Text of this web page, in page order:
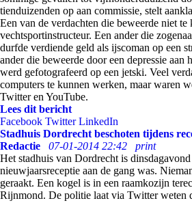
tienduizenden op aan commissie, stelt
Een van de verdachten die beweerde niet
vechtsportinstructeur. Een ander die
durfde verdiende geld als ijscoman op een
ander die beweerde door een depressie aan
werd gefotografeerd op een jetski. Veel
computers te kunnen werken, maar waren
Twitter en YouTube.
Lees dit bericht
Facebook Twitter LinkedIn
Stadhuis Dordrecht beschoten tijdens
Redactie
07-01-2014 22:42
print
Het stadhuis van Dordrecht is
nieuwjaarsreceptie aan de gang was.
geraakt. Een kogel is in een raamkozijn
Rijnmond. De politie laat via Twitter weten